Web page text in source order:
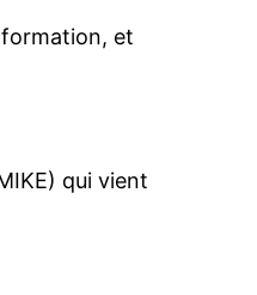
et
qui vient